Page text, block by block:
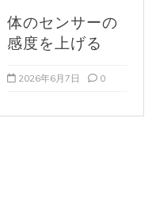
体のセンサーの
感度を上げる
2026年6月7日 0